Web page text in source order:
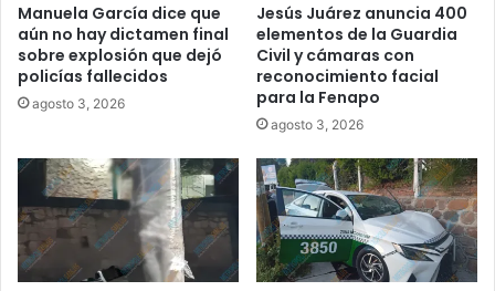
Manuela García dice que
aún no hay dictamen final
sobre explosión que dejó
policías fallecidos
agosto 3, 2026
Jesús Juárez anuncia 400
elementos de la Guardia
Civil y cámaras con
reconocimiento facial
para la Fenapo
agosto 3, 2026